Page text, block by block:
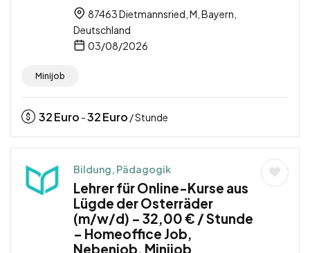
87463 Dietmannsried, M, Bayern,
Deutschland
03/08/2026
Minijob
32Euro -32Euro / Stunde
Bildung, Pädagogik
Lehrer für Online-Kurse aus
Lügde der Osterräder
(m/w/d) – 32,00 € / Stunde
– Homeoffice Job,
Nebenjob, Minijob